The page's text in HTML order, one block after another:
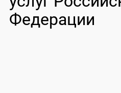
Федерации